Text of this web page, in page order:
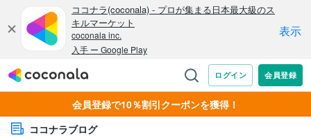
会員登録で10％割引クーポンを獲得！
ココナラブログ